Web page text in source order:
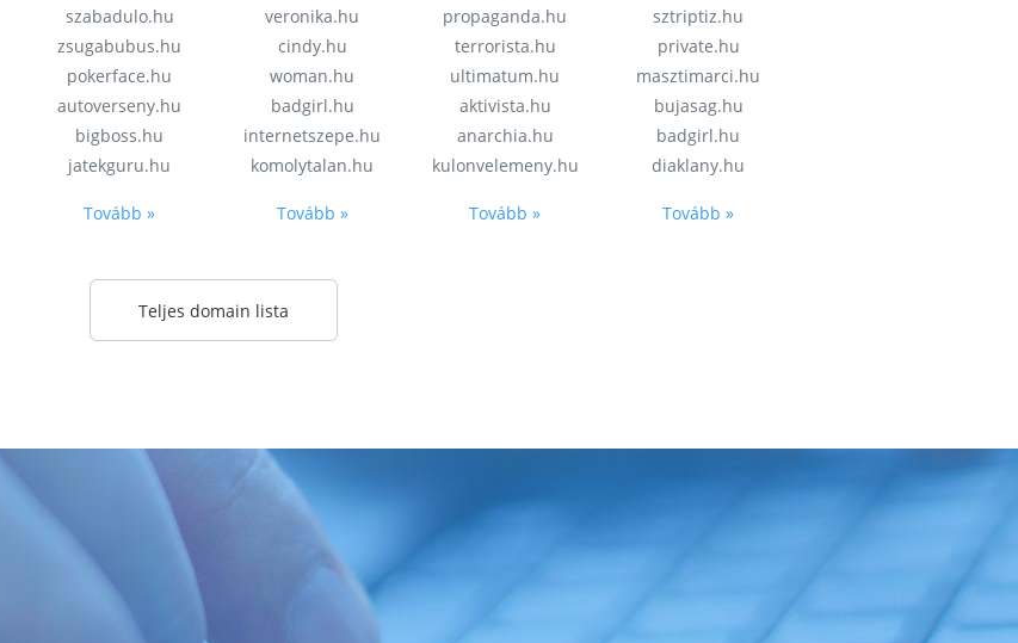
szabadulo.hu
zsugabubus.hu
pokerface.hu
autoverseny.hu
bigboss.hu
jatekguru.hu
Tovább »
veronika.hu
cindy.hu
woman.hu
badgirl.hu
internetszepe.hu
komolytalan.hu
Tovább »
propaganda.hu
terrorista.hu
ultimatum.hu
aktivista.hu
anarchia.hu
kulonvelemeny.hu
Tovább »
sztriptiz.hu
private.hu
masztimarci.hu
bujasag.hu
badgirl.hu
diaklany.hu
Tovább »
Teljes domain lista